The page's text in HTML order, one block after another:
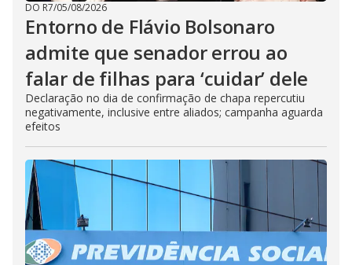
DO R7/05/08/2026
Entorno de Flávio Bolsonaro
admite que senador errou ao
falar de filhas para ‘cuidar’ dele
Declaração no dia de confirmação de chapa repercutiu
negativamente, inclusive entre aliados; campanha aguarda
efeitos